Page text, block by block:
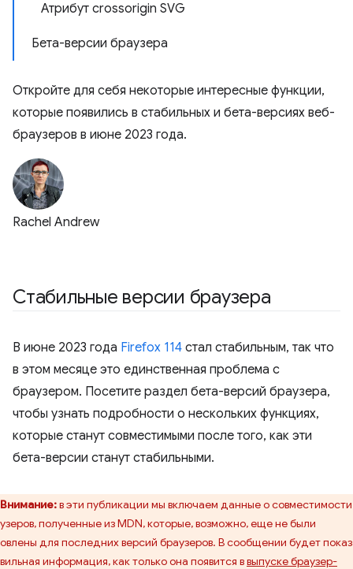
Атрибут crossorigin SVG
Бета-версии браузера
Откройте для себя некоторые интересные функции,
которые появились в стабильных и бета-версиях веб-
браузеров в июне 2023 года.
Rachel Andrew
Стабильные версии браузера
В июне 2023 года Firefox 114 стал стабильным, так что
в этом месяце это единственная проблема с
браузером. Посетите раздел бета-версий браузера,
чтобы узнать подробности о нескольких функциях,
которые станут совместимыми после того, как эти
бета-версии станут стабильными.
Внимание:в эти публикации мы включаем данные о совместимости
полученные из MDN, которые, возможно, еще не были
для последних версий браузеров. В сообщении будет
информация, как только она появится ввыпуске браузер-